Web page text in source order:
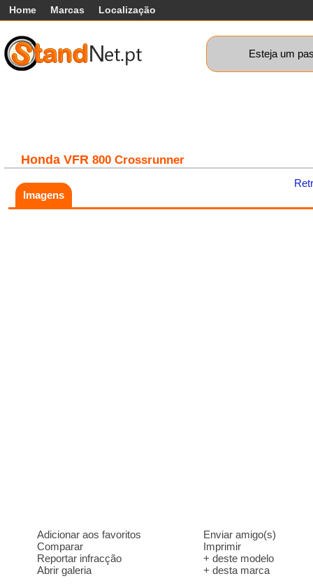
Home Marcas Localização
Esteja um
Honda VFR 800 Crossrunner
Imagens
Adicionar aos favoritos
Comparar
Reportar infracção
Abrir galeria
Enviar amigo(s)
Imprimir
+ deste modelo
+ desta marca